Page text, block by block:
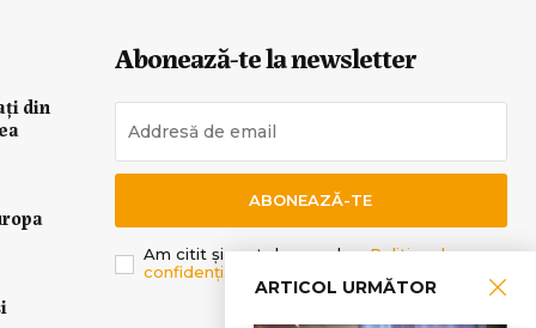
ARTICOL URMĂTOR
din
Abonează-te la newsletter
ABONEAZĂ-TE
Am citit și sunt de acord cuPolitica de
confidențialitate